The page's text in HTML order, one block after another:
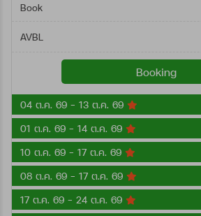
Book
AVBL
Booking
04 ต.ค. 69 - 13 ต.ค. 69
01 ต.ค. 69 - 14 ต.ค. 69
10 ต.ค. 69 - 17 ต.ค. 69
08 ต.ค. 69 - 17 ต.ค. 69
17 ต.ค. 69 - 24 ต.ค. 69